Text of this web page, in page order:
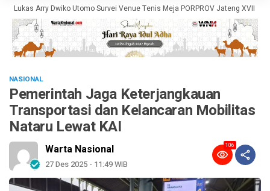
Arry Dwiko Utomo Survei Venue Tenis Meja PORPROV Jateng XVII 2026,
NASIONAL
Pemerintah Jaga Keterjangkauan
Transportasi dan Kelancaran Mobilitas
Nataru Lewat KAI
Warta Nasional
27 Des 2025 - 11:49 WIB
106